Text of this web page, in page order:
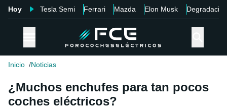
Hoy Tesla Semi Ferrari Mazda Elon Musk Degradación
Inicio Noticias
¿Muchos enchufes para tan pocos
coches eléctricos?